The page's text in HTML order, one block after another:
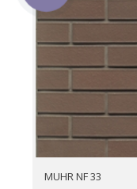
MUHR NF 33